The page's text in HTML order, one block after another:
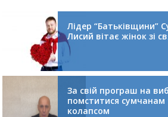
Лідер “Батьківщини”
Лисий вітає жінок зі
За свій програш на
помститися
колапсом